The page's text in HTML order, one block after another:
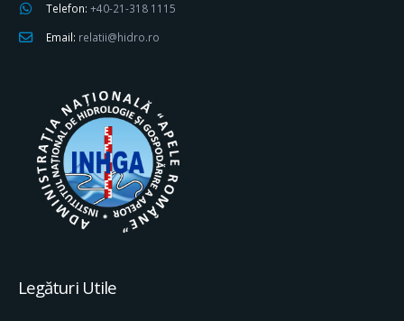
Telefon: +40-21-318 1115
Email: relatii@hidro.ro
Legături Utile